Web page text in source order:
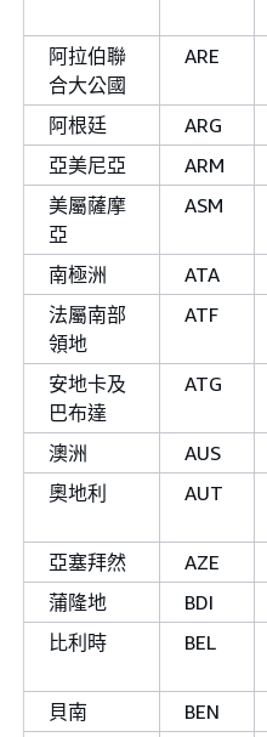
阿拉伯聯
合大公國
ARE
阿根廷 ARG
亞美尼亞
ARM
美屬薩摩
亞
ASM
南極洲 ATA
法屬南部
領地
ATF
安地卡及
巴布達
ATG
澳洲 AUS
奧地利
AUT
亞塞拜然 AZE
蒲隆地
BDI
比利時
BEL
貝南 BEN